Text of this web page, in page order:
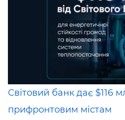
Світовий банк дає $116
прифронтовим містам